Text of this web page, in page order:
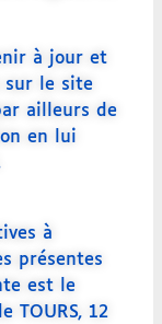
à jour et
sur le site
ailleurs de
en lui
à
présentes
est le
TOURS, 12